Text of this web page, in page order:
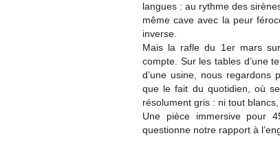
langues : au rythme des
même cave avec la peur
inverse.
Mais la rafle du 1er mars
compte. Sur les tables d’une
d’une usine, nous regardons
que le fait du quotidien, où
résolument gris : ni tout blancs,
Une pièce immersive pour
questionne notre rapport à